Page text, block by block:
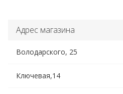
Адрес магазина
Володарского, 25
Ключевая,14